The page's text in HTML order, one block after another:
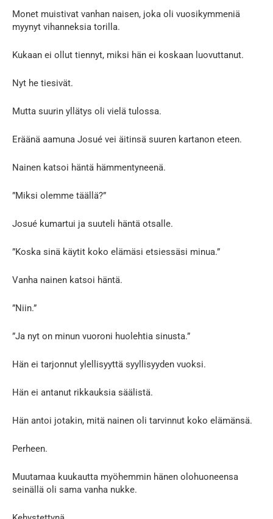
Monet muistivat vanhan naisen, joka oli vuosikymmeniä
myynyt vihanneksia torilla.
Kukaan ei ollut tiennyt, miksi hän ei koskaan luovuttanut.
Nyt he tiesivät.
Mutta suurin yllätys oli vielä tulossa.
Eräänä aamuna Josué vei äitinsä suuren kartanon eteen.
Nainen katsoi häntä hämmentyneenä.
”Miksi olemme täällä?”
Josué kumartui ja suuteli häntä otsalle.
”Koska sinä käytit koko elämäsi etsiessäsi minua.”
Vanha nainen katsoi häntä.
”Niin.”
”Ja nyt on minun vuoroni huolehtia sinusta.”
Hän ei tarjonnut ylellisyyttä syyllisyyden vuoksi.
Hän ei antanut rikkauksia säälistä.
Hän antoi jotakin, mitä nainen oli tarvinnut koko elämänsä.
Perheen.
Muutamaa kuukautta myöhemmin hänen olohuoneensa
seinällä oli sama vanha nukke.